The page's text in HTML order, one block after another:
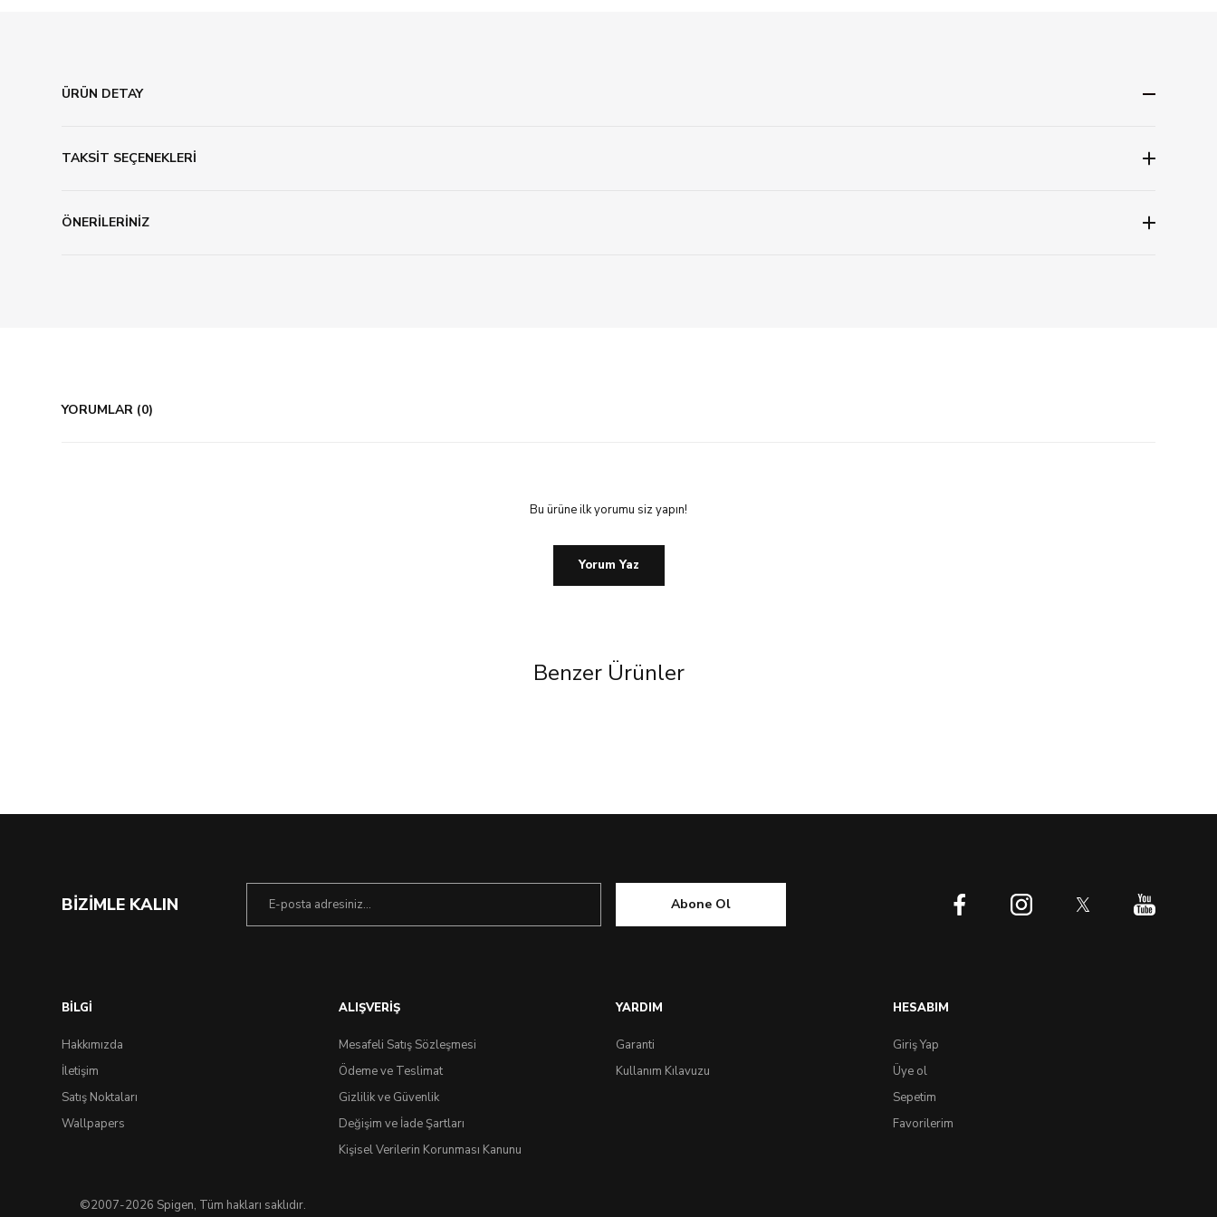
ÜRÜN DETAY
TAKSİT SEÇENEKLERİ
ÖNERİLERİNİZ
YORUMLAR (0)
Bu ürüne ilk yorumu siz yapın!
Yorum Yaz
Benzer Ürünler
Çok Yakında
BİZİMLE KALIN Abone Ol
BİLGİ
Hakkımızda
İletişim
Satış Noktaları
Wallpapers
ALIŞVERİŞ
Mesafeli Satış Sözleşmesi
Ödeme ve Teslimat
Gizlilik ve Güvenlik
Değişim ve İade Şartları
Kişisel Verilerin Korunması Kanunu
YARDIM
Garanti
Kullanım Kılavuzu
HESABIM
Giriş Yap
Üye ol
Sepetim
Favorilerim
©2007-2026 Spigen, Tüm hakları saklıdır.